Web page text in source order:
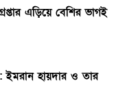
এড়িয়ে বেশির ভাগই
ইমরান হায়দার ও তার